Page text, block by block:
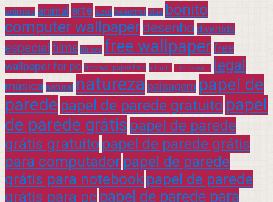
animais animal arte azul beautiful blue bonito
computer wallpaper desenho divertido
especial filme filmes free wallpaper free
wallpaper for pc free wallpaper free infantil interessante legal
música natural natureza paisagem papel de
parede papel de parede gratuito papel
de parede grátis papel de parede
grátis gratuito papel de parede grátis
para computador papel de parede
grátis para notebook papel de parede
grátis para pc papel de parede para